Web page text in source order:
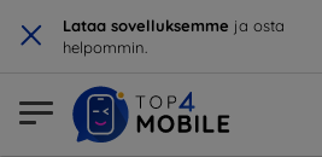
× Lataa sovelluksemme ja osta
helpommin.